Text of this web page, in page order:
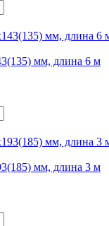
мм, длина 6 м
мм, длина 3 м